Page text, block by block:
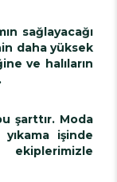
sağlayacağı
daha yüksek
ve halıların
şarttır. Moda
işinde